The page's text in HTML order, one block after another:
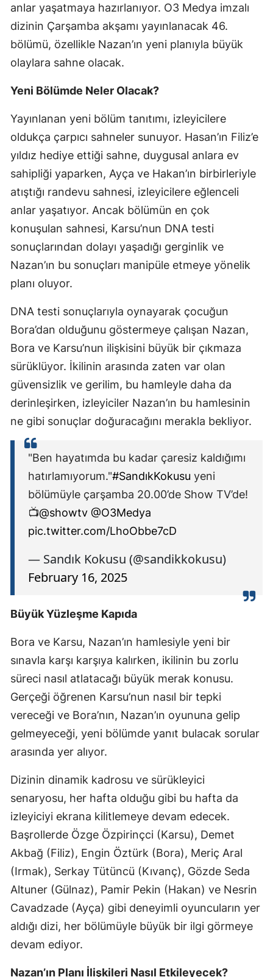
anlar yaşatmaya hazırlanıyor. O3 Medya imzalı
dizinin Çarşamba akşamı yayınlanacak 46.
bölümü, özellikle Nazan’ın yeni planıyla büyük
olaylara sahne olacak.
Yeni Bölümde Neler Olacak?
Yayınlanan yeni bölüm tanıtımı, izleyicilere
oldukça çarpıcı sahneler sunuyor. Hasan’ın Filiz’e
yıldız hediye ettiği sahne, duygusal anlara ev
sahipliği yaparken, Ayça ve Hakan’ın birbirleriyle
atıştığı randevu sahnesi, izleyicilere eğlenceli
anlar yaşatıyor. Ancak bölümün en çok
konuşulan sahnesi, Karsu’nun DNA testi
sonuçlarından dolayı yaşadığı gerginlik ve
Nazan’ın bu sonuçları manipüle etmeye yönelik
planı oluyor.
DNA testi sonuçlarıyla oynayarak çocuğun
Bora’dan olduğunu göstermeye çalışan Nazan,
Bora ve Karsu’nun ilişkisini büyük bir çıkmaza
sürüklüyor. İkilinin arasında zaten var olan
güvensizlik ve gerilim, bu hamleyle daha da
derinleşirken, izleyiciler Nazan’ın bu hamlesinin
ne gibi sonuçlar doğuracağını merakla bekliyor.
"Ben hayatımda bu kadar çaresiz kaldığımı
hatırlamıyorum."#SandıkKokusu yeni
bölümüyle çarşamba 20.00’de Show TV’de!
📺@showtv @O3Medya
pic.twitter.com/LhoObbe7cD
— Sandık Kokusu (@sandikkokusu)
February 16, 2025
Büyük Yüzleşme Kapıda
Bora ve Karsu, Nazan’ın hamlesiyle yeni bir
sınavla karşı karşıya kalırken, ikilinin bu zorlu
süreci nasıl atlatacağı büyük merak konusu.
Gerçeği öğrenen Karsu’nun nasıl bir tepki
vereceği ve Bora’nın, Nazan’ın oyununa gelip
gelmeyeceği, yeni bölümde yanıt bulacak sorular
arasında yer alıyor.
Dizinin dinamik kadrosu ve sürükleyici
senaryosu, her hafta olduğu gibi bu hafta da
izleyiciyi ekrana kilitlemeye devam edecek.
Başrollerde Özge Özpirinçci (Karsu), Demet
Akbağ (Filiz), Engin Öztürk (Bora), Meriç Aral
(Irmak), Serkay Tütüncü (Kıvanç), Gözde Seda
Altuner (Gülnaz), Pamir Pekin (Hakan) ve Nesrin
Cavadzade (Ayça) gibi deneyimli oyuncuların yer
aldığı dizi, her bölümüyle büyük bir ilgi görmeye
devam ediyor.
Nazan’ın Planı İlişkileri Nasıl Etkileyecek?